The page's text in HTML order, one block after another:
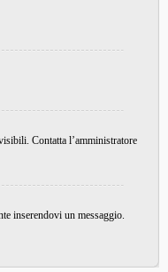
Contatta l’amministratore
inserendovi un messaggio.